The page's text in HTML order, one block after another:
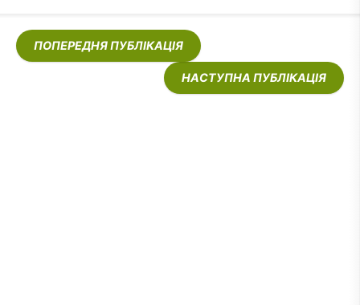
ПОПЕРЕДНЯ ПУБЛІКАЦІЯ
НАСТУПНА ПУБЛІКАЦІЯ